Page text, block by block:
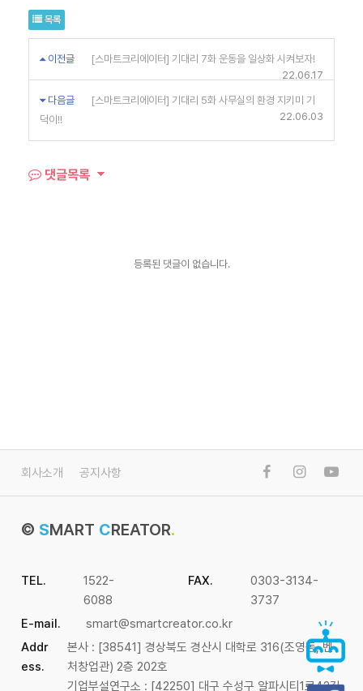
목록
이전글
[스마트크리에이터] 기대리 7화 운동을 일상화 시켜보자!
22.06.17
다음글
[스마트크리에이터] 기대리 5화 사무실의 환경 지키미 기
덕이!!
22.06.03
댓글목록
등록된 댓글이 없습니다.
회사소개 공지사항
© SMART CREATOR.
TEL.
1522-
6088
FAX.
0303-3134-
3737
E-mail.
smart@smartcreator.co.kr
Addr
ess.
본사 : [38541] 경상북도 경산시 대학로 316(조영동, 벤
처창업관) 2층 202호
기업부설연구소 : [42250] 대구 수성구 알파시티1로42길